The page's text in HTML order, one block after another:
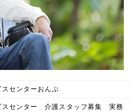
センターおんぷ
スセンター 介護スタッフ募集 実務